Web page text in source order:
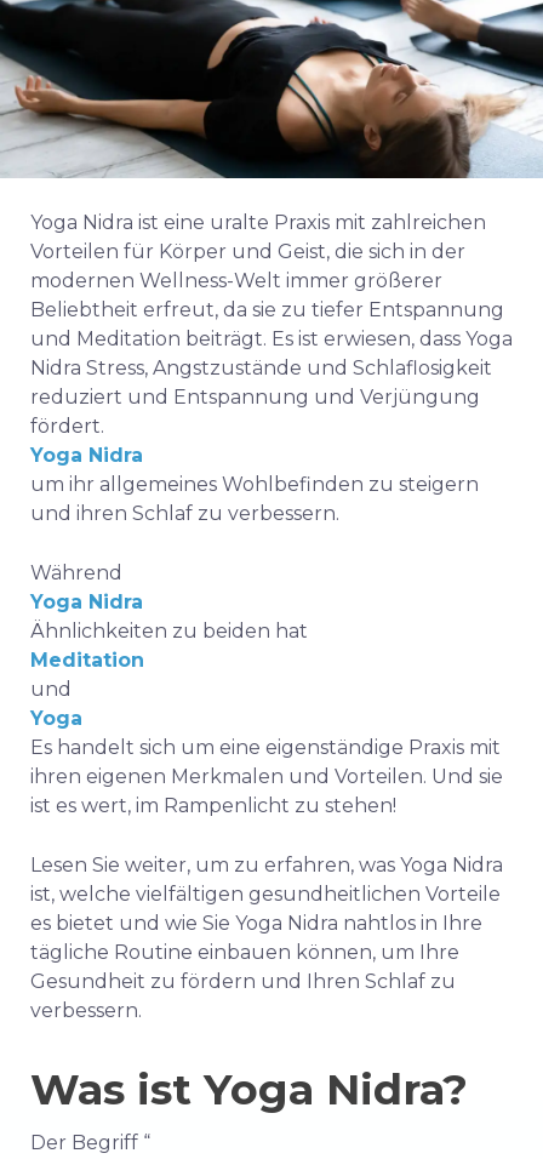
Yoga Nidra ist eine uralte Praxis mit zahlreichen
Vorteilen für Körper und Geist, die sich in der
modernen Wellness-Welt immer größerer
Beliebtheit erfreut, da sie zu tiefer Entspannung
und Meditation beiträgt. Es ist erwiesen, dass Yoga
Nidra Stress, Angstzustände und Schlaflosigkeit
reduziert und Entspannung und Verjüngung
fördert.
Yoga Nidra
um ihr allgemeines Wohlbefinden zu steigern
und ihren Schlaf zu verbessern.
Während
Yoga Nidra
Ähnlichkeiten zu beiden hat
Meditation
und
Yoga
Es handelt sich um eine eigenständige Praxis mit
ihren eigenen Merkmalen und Vorteilen. Und sie
ist es wert, im Rampenlicht zu stehen!
Lesen Sie weiter, um zu erfahren, was Yoga Nidra
ist, welche vielfältigen gesundheitlichen Vorteile
es bietet und wie Sie Yoga Nidra nahtlos in Ihre
tägliche Routine einbauen können, um Ihre
Gesundheit zu fördern und Ihren Schlaf zu
verbessern.
Was ist Yoga Nidra?
Der Begriff “